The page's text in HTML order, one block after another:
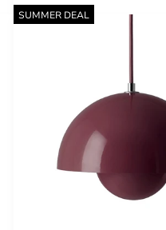
SUMMER DEAL